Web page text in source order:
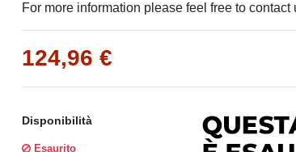
For more information please feel free to contact
124,96 €
Disponibilità
Esaurito